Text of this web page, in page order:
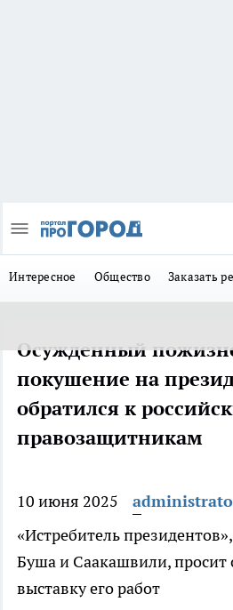
Интересное Общество Заказать
Осужденный
покушение на
обратился к
правозащитникам
10 июня 2025
«Истребитель
Буша и Саакашвили, просит
выставку его работ